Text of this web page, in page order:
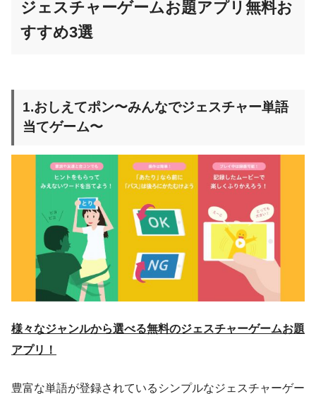
ジェスチャーゲームお題アプリ無料お
すすめ3選
1.おしえてポン〜みんなでジェスチャー単語
当てゲーム〜
様々なジャンルから選べる無料のジェスチャーゲームお題
アプリ！
豊富な単語が登録されているシンプルなジェスチャーゲー